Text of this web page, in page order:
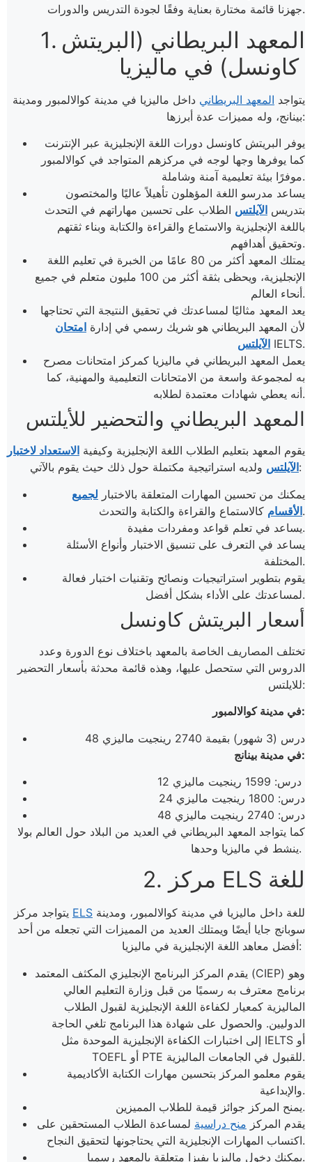
جهزنا قائمة مختارة بعناية وفقًا لجودة التدريس والدورات.
1. المعهد البريطاني (البريتش
كاونسل) في ماليزيا
يتواجد المعهد البريطاني داخل ماليزيا في مدينة كوالالمبور ومدينة
بينانج، وله مميزات عدة أبرزها:
يوفر البريتش كاونسل دورات اللغة الإنجليزية عبر الإنترنت
كما يوفرها وجها لوجه في مركزهم المتواجد في كوالالمبور
موفرًا بيئة تعليمية آمنة وشاملة.
يساعد مدرسو اللغة المؤهلون تأهيلاً عاليًا والمختصون
بتدريس الآيلتس الطلاب على تحسين مهاراتهم في التحدث
باللغة الإنجليزية والاستماع والقراءة والكتابة وبناء ثقتهم
وتحقيق أهدافهم.
يمتلك المعهد أكثر من 80 عامًا من الخبرة في تعليم اللغة
الإنجليزية، ويحظى بثقة أكثر من 100 مليون متعلم في جميع
أنحاء العالم.
لأن المعهد البريطاني هو شريك رسمي في إدارة امتحان
الآيلتس IELTS.
يعمل المعهد البريطاني في ماليزيا كمركز امتحانات مصرح
به لمجموعة واسعة من الامتحانات التعليمية والمهنية، كما
أنه يعطي شهادات معتمدة لطلابه.
المعهد البريطاني والتحضير للأيلتس
يقوم المعهد بتعليم الطلاب اللغة الإنجليزية وكيفية الاستعداد لاختبار
الآيلتسولديه استراتيجية مكتملة حول ذلك حيث يقوم بالآتي:
يمكنك من تحسين المهارات المتعلقة بالاختبار لجميع
الأقسامكالاستماع والقراءة والكتابة والتحدث.
يساعد في تعلم قواعد ومفردات مفيدة.
يساعد في التعرف على تنسيق الاختبار وأنواع الأسئلة
المختلفة.
يقوم بتطوير استراتيجيات ونصائح وتقنيات اختبار فعالة
لمساعدتك على الأداء بشكل أفضل.
أسعار البريتش كاونسل
تختلف المصاريف الخاصة بالمعهد باختلاف نوع الدورة وعدد
الدروس التي ستحصل عليها، وهذه قائمة محدثة بأسعار التحضير
للايلتس:
في مدينة كوالالمبور:
48 درس (3 شهور) بقيمة 2740 رينجيت ماليزي
في مدينة بينانج:
24 درس: 1800 رينجيت ماليزي
48 درس: 2740 رينجيت ماليزي
كما يتواجد المعهد البريطاني في العديد من البلاد حول العالم بولا
ينشط في ماليزيا وحدها.
2. مركز ELS للغة
ELS
سوبانج جايا أيضًا ويمتلك العديد من المميزات التي تجعله من أحد
أفضل معاهد اللغة الإنجليزية في ماليزيا:
يقدم المركز البرنامج الإنجليزي المكثف المعتمد (CIEP) وهو
برنامج معترف به رسميًا من قبل وزارة التعليم العالي
الماليزية كمعيار لكفاءة اللغة الإنجليزية لقبول الطلاب
الدوليين. والحصول على شهادة هذا البرنامج تلغي الحاجة
إلى اختبارات الكفاءة الإنجليزية الموحدة مثل IELTS أو
TOEFL أو PTE للقبول في الجامعات الماليزية.
يقوم معلمو المركز بتحسين مهارات الكتابة الأكاديمية
والإبداعية.
يمنح المركز جوائز قيمة للطلاب المميزين.
يقدم المركز منح دراسية لمساعدة الطلاب المستحقين على
اكتساب المهارات الإنجليزية التي يحتاجونها لتحقيق النجاح.
يمكنك دخول ماليزيا بفيزا متعلقة بالمعهد رسميا.